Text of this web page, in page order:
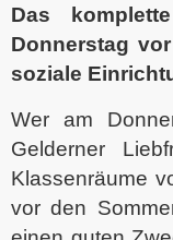
Das
Donnerstag
soziale
Wer am
Gelderner
Klassenräume
vor den